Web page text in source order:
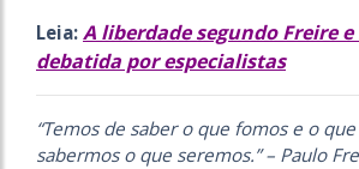
Leia: A liberdade segundo Freire
debatida por especialistas
“Temos de saber o que fomos e o
sabermos o que seremos.” – Paulo